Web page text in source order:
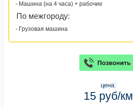
- Машина (на 4 часа) + рабочие
По межгороду:
- Грузовая машина
цена:
15 руб/км